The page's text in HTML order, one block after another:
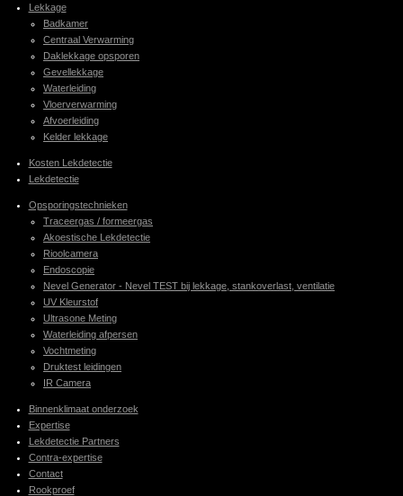
Lekkage
Badkamer
Centraal Verwarming
Daklekkage opsporen
Gevellekkage
Waterleiding
Vloerverwarming
Afvoerleiding
Kelder lekkage
Kosten Lekdetectie
Lekdetectie
Opsporingstechnieken
Traceergas / formeergas
Akoestische Lekdetectie
Rioolcamera
Endoscopie
Nevel Generator - Nevel TEST bij lekkage, stankoverlast, ventilatie
UV Kleurstof
Ultrasone Meting
Waterleiding afpersen
Vochtmeting
Druktest leidingen
IR Camera
Binnenklimaat onderzoek
Expertise
Lekdetectie Partners
Contra-expertise
Contact
Rookproef